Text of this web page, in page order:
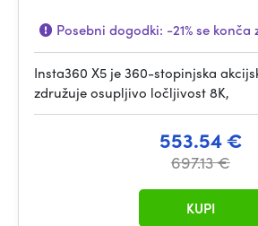
Posebni dogodki: -21%se konča
Insta360 X5 je 360-stopinjska
združuje osupljivo ločljivost 8K,
553.54 €
697.13 €
KUPI